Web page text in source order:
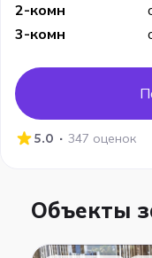
2-комн
3-комн
5.0 · 347 оценок
Объекты